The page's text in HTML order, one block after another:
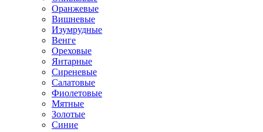
Оранжевые
Вишневые
Изумрудные
Венге
Ореховые
Янтарные
Сиреневые
Салатовые
Фиолетовые
Мятные
Золотые
Синие